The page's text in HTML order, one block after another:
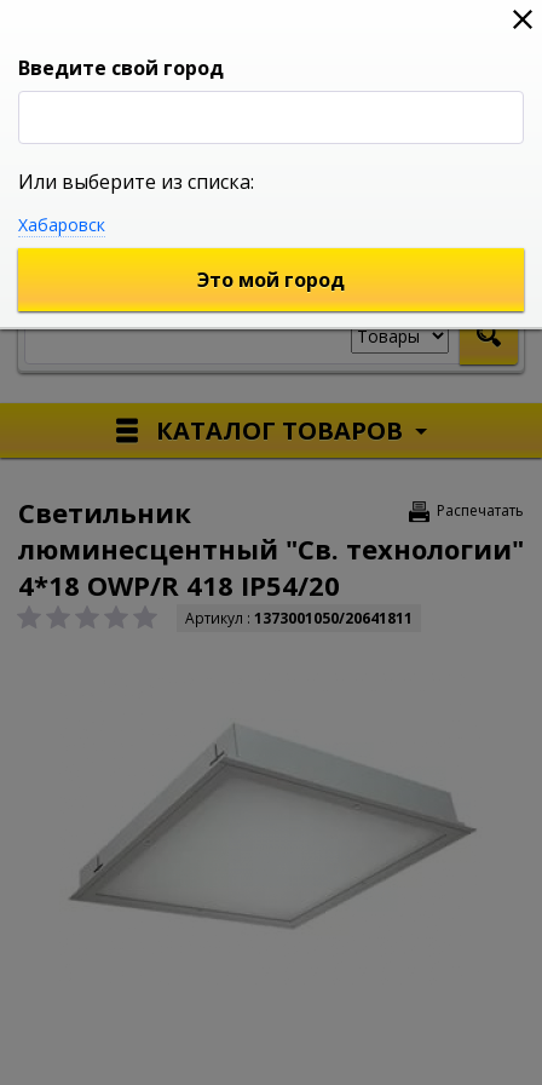
0
УНИВЕРСАЛЬНЫЙ ИНТЕРНЕТ МАГАЗИН
КАТАЛОГ ТОВАРОВ
Распечатать
Светильник
люминесцентный "Св. технологии"
4*18 OWP/R 418 IP54/20
Артикул : 1373001050/20641811
Введите свой город
Или выберите из списка:
Хабаровск
Это мой город